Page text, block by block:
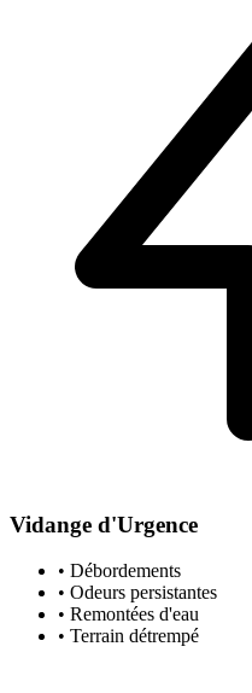
Vidange d'Urgence
• Débordements
• Odeurs persistantes
• Remontées d'eau
• Terrain détrempé